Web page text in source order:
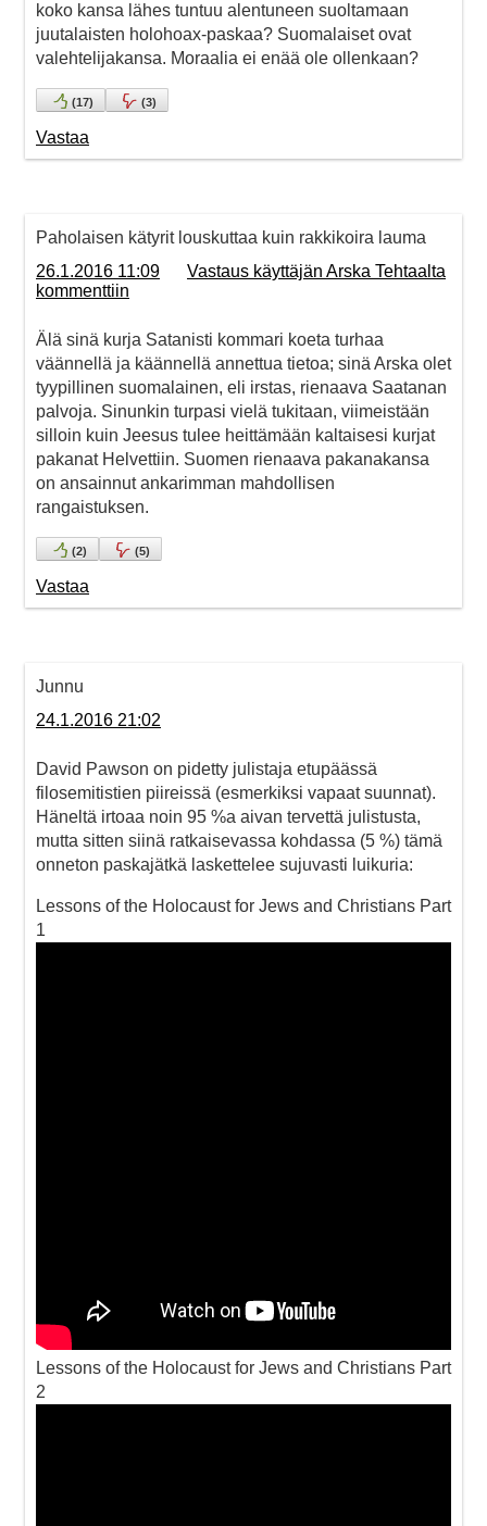
koko kansa lähes tuntuu alentuneen suoltamaan
juutalaisten holohoax-paskaa? Suomalaiset ovat
valehtelijakansa. Moraalia ei enää ole ollenkaan?
(17) (3)
Vastaa
Paholaisen kätyrit louskuttaa kuin rakkikoira lauma
26.1.2016 11:09
Vastaus käyttäjän Arska Tehtaalta
kommenttiin
Älä sinä kurja Satanisti kommari koeta turhaa
väännellä ja käännellä annettua tietoa; sinä Arska olet
tyypillinen suomalainen, eli irstas, rienaava Saatanan
palvoja. Sinunkin turpasi vielä tukitaan, viimeistään
silloin kuin Jeesus tulee heittämään kaltaisesi kurjat
pakanat Helvettiin. Suomen rienaava pakanakansa
on ansainnut ankarimman mahdollisen
rangaistuksen.
(2) (5)
Vastaa
Junnu
24.1.2016 21:02
David Pawson on pidetty julistaja etupäässä
filosemitistien piireissä (esmerkiksi vapaat suunnat).
Häneltä irtoaa noin 95 %a aivan tervettä julistusta,
mutta sitten siinä ratkaisevassa kohdassa (5 %) tämä
onneton paskajätkä laskettelee sujuvasti luikuria:
Lessons of the Holocaust for Jews and Christians Part
1
Lessons of the Holocaust for Jews and Christians Part
2